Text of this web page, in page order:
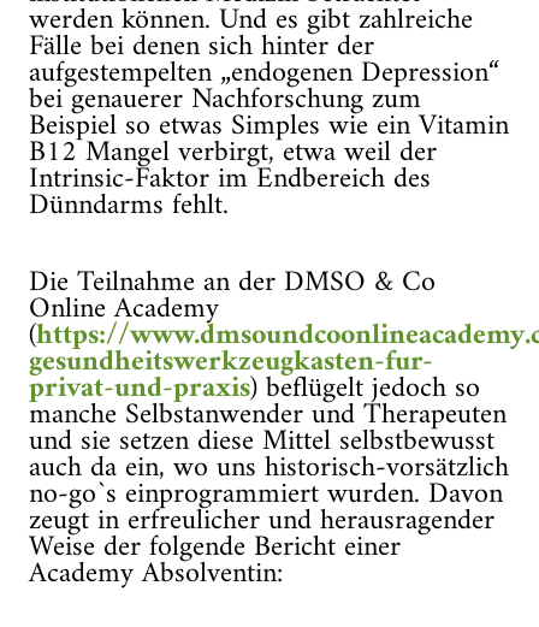
werden können. Und es gibt zahlreiche
Fälle bei denen sich hinter der
aufgestempelten „endogenen Depression“
bei genauerer Nachforschung zum
Beispiel so etwas Simples wie ein Vitamin
B12 Mangel verbirgt, etwa weil der
Intrinsic-Faktor im Endbereich des
Dünndarms fehlt.
Die Teilnahme an der DMSO & Co
Online Academy
(https://
gesundheitswerkzeugkasten-fur-
privat-und-praxis) beflügelt jedoch so
manche Selbstanwender und Therapeuten
und sie setzen diese Mittel selbstbewusst
auch da ein, wo uns historisch-vorsätzlich
no-go`s einprogrammiert wurden. Davon
zeugt in erfreulicher und herausragender
Weise der folgende Bericht einer
Academy Absolventin: